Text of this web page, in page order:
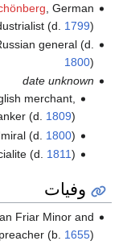
, German
(d. 1799)
general (d.
1800)
date unknown
merchant,
(d. 1809)
(d. 1800)
(d. 1811)
وفيات
Friar Minor and
preacher (b. 1655)